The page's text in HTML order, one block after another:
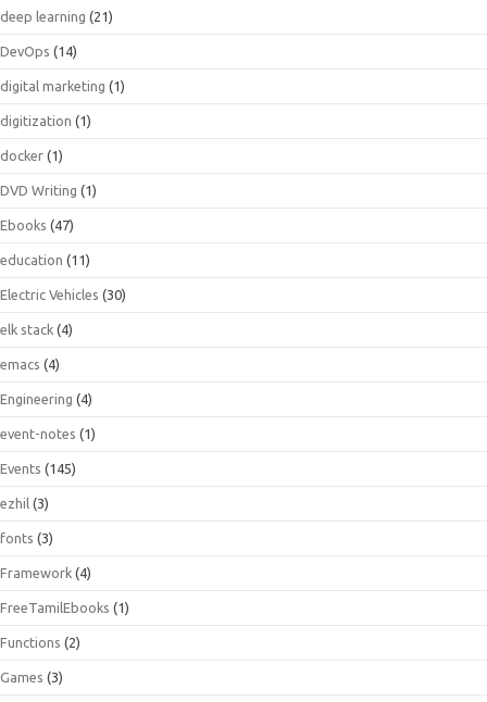
deep learning (21)
DevOps (14)
digital marketing (1)
digitization (1)
docker (1)
DVD Writing (1)
Ebooks (47)
education (11)
Electric Vehicles (30)
elk stack (4)
emacs (4)
Engineering (4)
event-notes (1)
Events (145)
ezhil (3)
fonts (3)
Framework (4)
FreeTamilEbooks (1)
Functions (2)
Games (3)